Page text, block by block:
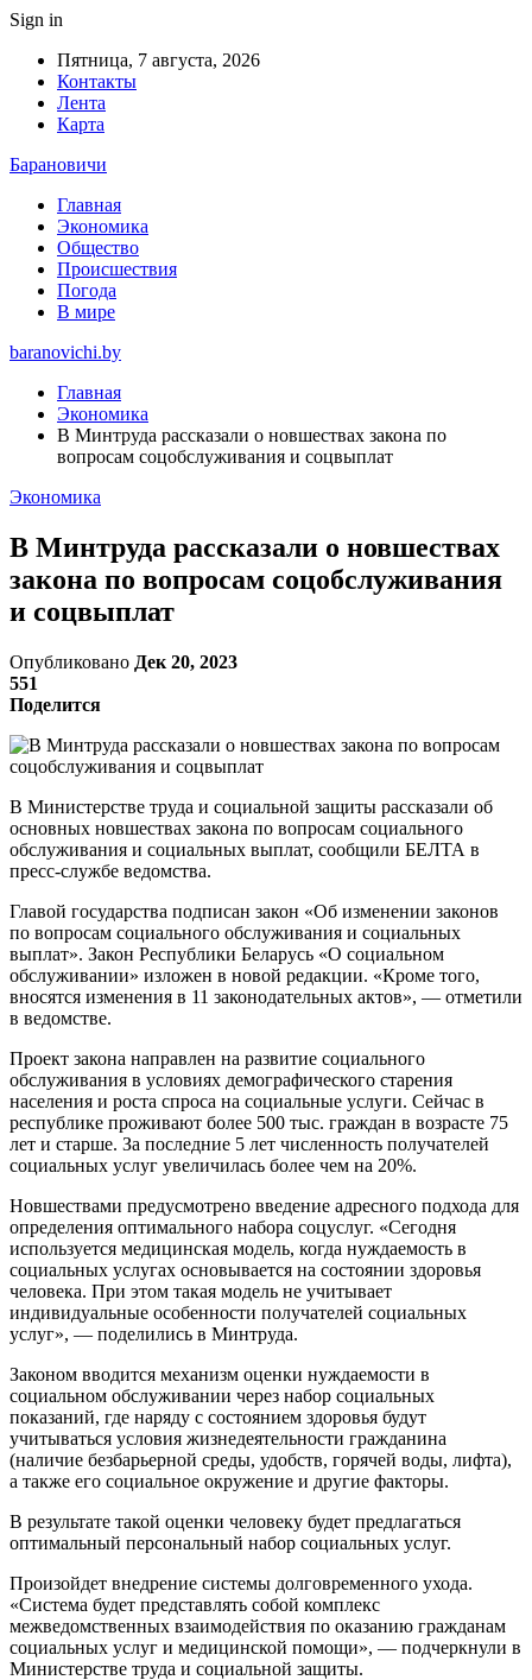
Sign in
Пятница, 7 августа, 2026
Контакты
Лента
Карта
Барановичи
Главная
Экономика
Общество
Происшествия
Погода
В мире
baranovichi.by
Главная
Экономика
В Минтруда рассказали о новшествах закона по
вопросам соцобслуживания и соцвыплат
Экономика
В Минтруда рассказали о новшествах
закона по вопросам соцобслуживания
и соцвыплат
Опубликовано Дек 20, 2023
551
Поделится
В Министерстве труда и социальной защиты рассказали об
основных новшествах закона по вопросам социального
обслуживания и социальных выплат, сообщили БЕЛТА в
пресс-службе ведомства.
Главой государства подписан закон «Об изменении законов
по вопросам социального обслуживания и социальных
выплат». Закон Республики Беларусь «О социальном
обслуживании» изложен в новой редакции. «Кроме того,
вносятся изменения в 11 законодательных актов», — отметили
в ведомстве.
Проект закона направлен на развитие социального
обслуживания в условиях демографического старения
населения и роста спроса на социальные услуги. Сейчас в
республике проживают более 500 тыс. граждан в возрасте 75
лет и старше. За последние 5 лет численность получателей
социальных услуг увеличилась более чем на 20%.
Новшествами предусмотрено введение адресного подхода для
определения оптимального набора соцуслуг. «Сегодня
используется медицинская модель, когда нуждаемость в
социальных услугах основывается на состоянии здоровья
человека. При этом такая модель не учитывает
индивидуальные особенности получателей социальных
услуг», — поделились в Минтруда.
Законом вводится механизм оценки нуждаемости в
социальном обслуживании через набор социальных
показаний, где наряду с состоянием здоровья будут
учитываться условия жизнедеятельности гражданина
(наличие безбарьерной среды, удобств, горячей воды, лифта),
а также его социальное окружение и другие факторы.
В результате такой оценки человеку будет предлагаться
оптимальный персональный набор социальных услуг.
Произойдет внедрение системы долговременного ухода.
«Система будет представлять собой комплекс
межведомственных взаимодействия по оказанию гражданам
социальных услуг и медицинской помощи», — подчеркнули в
Министерстве труда и социальной защиты.